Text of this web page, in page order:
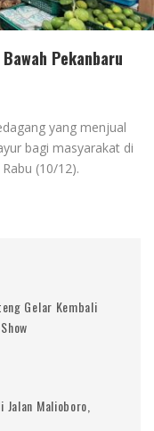
Pekanbaru
yang menjual
bagi masyarakat di
(10/12).
Gelar Kembali
Malioboro,